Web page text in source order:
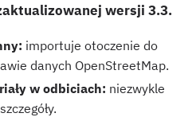
wersji 3.3.
importuje otoczenie do
danych OpenStreetMap.
w odbiciach: niezwykle